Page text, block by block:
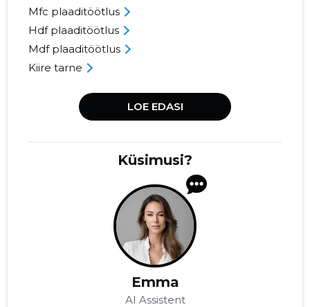
Mfc plaaditöötlus
Hdf plaaditöötlus
Mdf plaaditöötlus
Kiire tarne
LOE EDASI
Küsimusi?
Emma
AI Assistent